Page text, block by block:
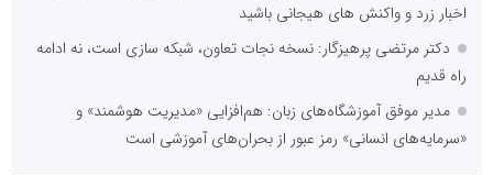
اخبار زرد و واکنش های هیجانی باشید
دکتر مرتضی پرهیزگار: نسخه نجات تعاون، شبکه سازی است، نه ادامه
راه قدیم
مدیر موفق آموزشگاه‌های زبان: هم‌افزایی «مدیریت هوشمند» و
«سرمایه‌های انسانی» رمز عبور از بحران‌های آموزشی است